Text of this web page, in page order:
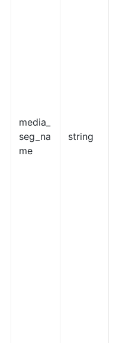
media_
seg_na
me
string